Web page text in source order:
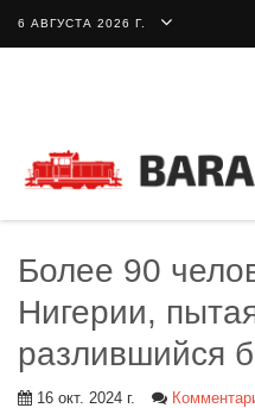
6 АВГУСТА 2026 Г.
Более 90
Нигерии,
разлившийся
16 окт. 2024 г.